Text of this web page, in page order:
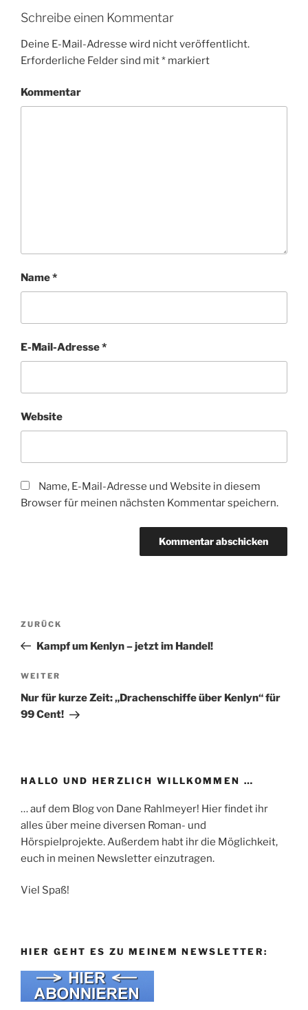
Schreibe einen Kommentar
Deine E-Mail-Adresse wird nicht veröffentlicht.
Erforderliche Felder sind mit* markiert
Kommentar
Name*
E-Mail-Adresse*
Website
Name, E-Mail-Adresse und Website in diesem
Browser für meinen nächsten Kommentar speichern.
Beitragsnavigation
Vorheriger
Beitrag
ZURÜCK
Kampf um Kenlyn – jetzt im Handel!
Nächster
Beitrag
WEITER
Nur für kurze Zeit: „Drachenschiffe über Kenlyn“ für
99 Cent!
HALLO UND HERZLICH WILLKOMMEN …
… auf dem Blog von Dane Rahlmeyer! Hier findet ihr
alles über meine diversen Roman- und
Hörspielprojekte. Außerdem habt ihr die Möglichkeit,
euch in meinen Newsletter einzutragen.
Viel Spaß!
HIER GEHT ES ZU MEINEM NEWSLETTER: